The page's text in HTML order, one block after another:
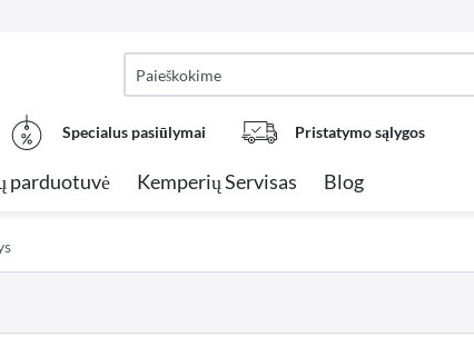
Specialus pasiūlymai Pristatymo sąlygos
parduotuvė Kemperių Servisas Blog